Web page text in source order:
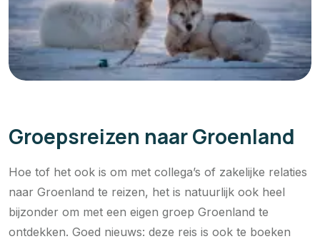
Groepsreizen naar Groenland
Hoe tof het ook is om met collega’s of zakelijke relaties
naar Groenland te reizen, het is natuurlijk ook heel
bijzonder om met een eigen groep Groenland te
ontdekken. Goed nieuws: deze reis is ook te boeken